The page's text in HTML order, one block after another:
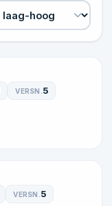
VERSN. 5
VERSN. 5